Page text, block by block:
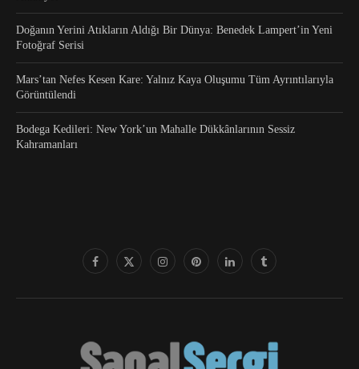
Doğanın Yerini Atıkların Aldığı Bir Dünya: Benedek Lampert’in Yeni
Fotoğraf Serisi
Mars’tan Nefes Kesen Kare: Yalnız Kaya Oluşumu Tüm Ayrıntılarıyla
Görüntülendi
Bodega Kedileri: New York’un Mahalle Dükkânlarının Sessiz
Kahramanları